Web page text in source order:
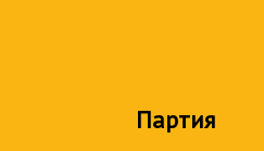
Партия